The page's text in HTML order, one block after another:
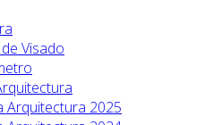
Visado
Arquitectura 2025